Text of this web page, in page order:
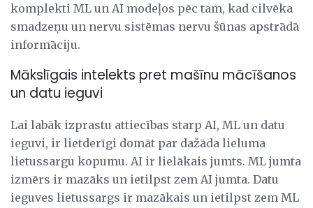
komplekti ML un AI modeļos pēc tam, kad cilvēka
smadzeņu un nervu sistēmas nervu šūnas apstrādā
informāciju.
Mākslīgais intelekts pret mašīnu mācīšanos
un datu ieguvi
Lai labāk izprastu attiecības starp AI, ML un datu
ieguvi, ir lietderīgi domāt par dažāda lieluma
lietussargu kopumu. AI ir lielākais jumts. ML jumta
izmērs ir mazāks un ietilpst zem AI jumta. Datu
ieguves lietussargs ir mazākais un ietilpst zem ML